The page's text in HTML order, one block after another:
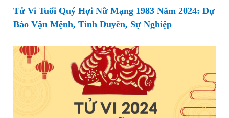
Tử Vi Tuổi Quý Hợi Nữ Mạng 1983 Năm 2024: Dự
Báo Vận Mệnh, Tình Duyên, Sự Nghiệp